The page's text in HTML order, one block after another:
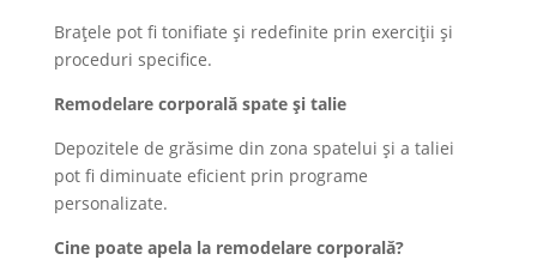
Brațele pot fi tonifiate și redefinite prin exerciții și
proceduri specifice.
Remodelare corporală spate și talie
Depozitele de grăsime din zona spatelui și a taliei
pot fi diminuate eficient prin programe
personalizate.
Cine poate apela la remodelare corporală?